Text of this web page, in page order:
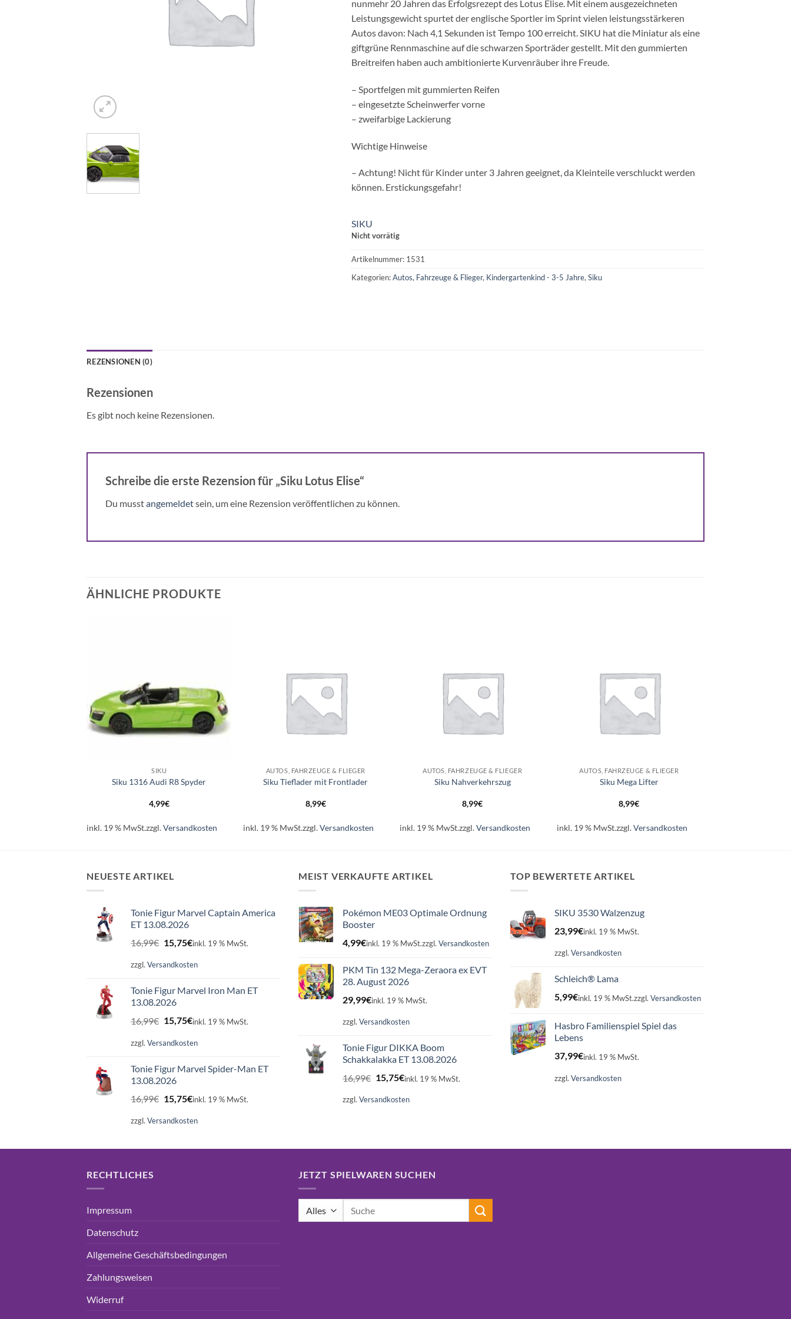
nunmehr 20 Jahren das Erfolgsrezept des Lotus Elise. Mit einem ausgezeichneten
Leistungsgewicht spurtet der englische Sportler im Sprint vielen leistungsstärkeren
Autos davon: Nach 4,1 Sekunden ist Tempo 100 erreicht. SIKU hat die Miniatur als eine
giftgrüne Rennmaschine auf die schwarzen Sporträder gestellt. Mit den gummierten
Breitreifen haben auch ambitionierte Kurvenräuber ihre Freude.
– Sportfelgen mit gummierten Reifen
– eingesetzte Scheinwerfer vorne
– zweifarbige Lackierung
Wichtige Hinweise
– Achtung! Nicht für Kinder unter 3 Jahren geeignet, da Kleinteile verschluckt werden
können. Erstickungsgefahr!
SIKU
Nicht vorrätig
Artikelnummer: 1531
Kategorien:Autos, Fahrzeuge & Flieger, Kindergartenkind - 3-5 Jahre, Siku
REZENSIONEN (0)
Rezensionen
Es gibt noch keine Rezensionen.
Schreibe die erste Rezension für „Siku Lotus Elise“
Du musstangemeldetsein, um eine Rezension veröffentlichen zu können.
ÄHNLICHE PRODUKTE
SIKU
Siku 1316 Audi R8 Spyder
4,99€
inkl. 19 % MwSt.zzgl.Versandkosten
AUTOS, FAHRZEUGE & FLIEGER
Siku Tieflader mit Frontlader
8,99€
inkl. 19 % MwSt.zzgl.Versandkosten
AUTOS, FAHRZEUGE & FLIEGER
Siku Nahverkehrszug
8,99€
inkl. 19 % MwSt.zzgl.Versandkosten
AUTOS, FAHRZEUGE & FLIEGER
Siku Mega Lifter
8,99€
inkl. 19 % MwSt.zzgl.Versandkosten
NEUESTE ARTIKEL
Tonie Figur Marvel Captain America
ET 13.08.2026
16,99€ Ursprünglicher
Preis
war:
15,75€Aktueller
ist:
inkl. 19 % MwSt.
zzgl. Versandkosten
Tonie Figur Marvel Iron Man ET
13.08.2026
16,99€ Ursprünglicher
war:
15,75€Aktueller
ist:
inkl. 19 % MwSt.
zzgl. Versandkosten
Tonie Figur Marvel Spider-Man ET
13.08.2026
16,99€ Ursprünglicher
Preis
war:
15,75€Aktueller
ist:
inkl. 19 % MwSt.
zzgl. Versandkosten
MEIST VERKAUFTE ARTIKEL
Pokémon ME03 Optimale Ordnung
Booster
4,99€inkl. 19 % MwSt.zzgl. Versandkosten
PKM Tin 132 Mega-Zeraora ex EVT
28. August 2026
29,99€inkl. 19 % MwSt.
zzgl. Versandkosten
Tonie Figur DIKKA Boom
Schakkalakka ET 13.08.2026
16,99€ Ursprünglicher
war:
15,75€Aktueller
ist:
inkl. 19 % MwSt.
zzgl. Versandkosten
TOP BEWERTETE ARTIKEL
SIKU 3530 Walzenzug
23,99€inkl. 19 % MwSt.
zzgl. Versandkosten
Schleich® Lama
5,99€inkl. 19 % MwSt.zzgl. Versandkosten
Hasbro Familienspiel Spiel das
Lebens
37,99€inkl. 19 % MwSt.
zzgl. Versandkosten
RECHTLICHES
Impressum
Datenschutz
Allgemeine Geschäftsbedingungen
Zahlungsweisen
Widerruf
JETZT SPIELWAREN SUCHEN